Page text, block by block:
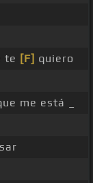
te [F] quiero
me está _